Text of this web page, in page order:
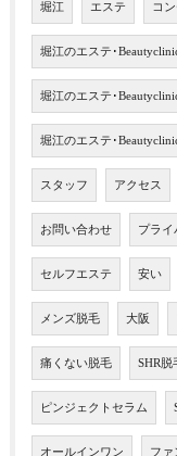
堀江 エステ コ
堀江のエステ･
堀江のエステ･
堀江のエステ･
スタッフ アクセス
お問い合わせ プライ
セルフエステ 安い
メンズ脱毛 大阪
痛くない脱毛 SHR脱
ピンジェクトセラム
オールインワン ファ